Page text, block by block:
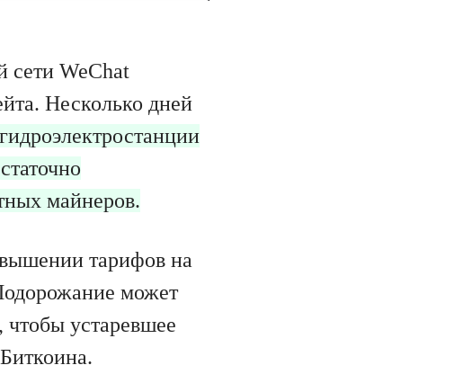
сети WeChat
Несколько дней
майнеров.
тарифов на
может
чтобы устаревшее